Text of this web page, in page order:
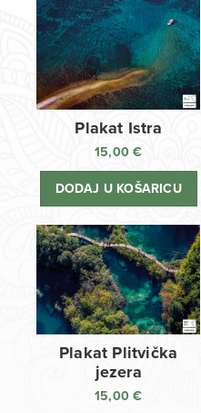
Plakat Istra
15,00€
DODAJ U KOŠARICU
Plakat Plitvička
jezera
15,00€